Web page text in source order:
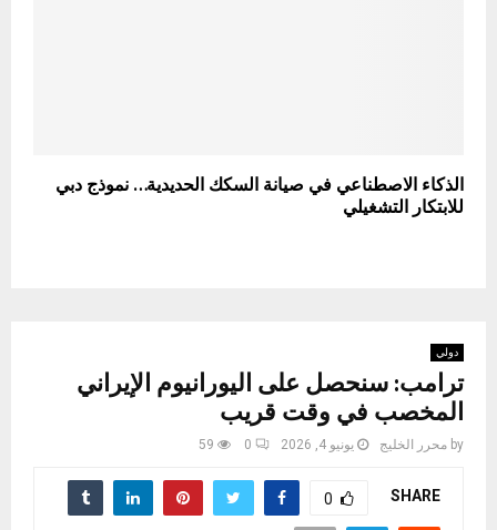
الذكاء الاصطناعي في صيانة السكك الحديدية… نموذج دبي
للابتكار التشغيلي
دولي
ترامب: سنحصل على اليورانيوم الإيراني
المخصب في وقت قريب
by محرر الخليج يونيو 4, 2026 0
59
SHARE
0